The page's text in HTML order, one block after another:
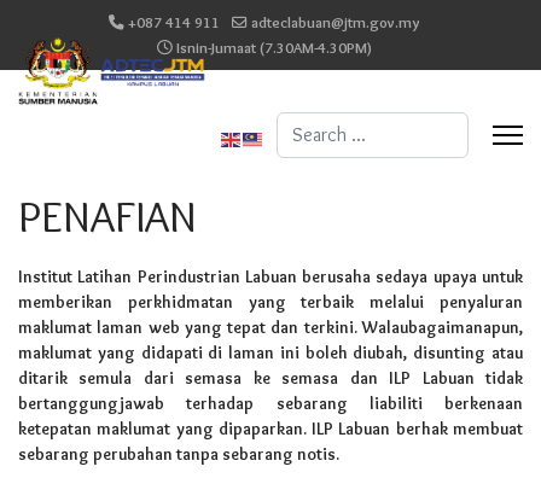
+087 414 911
adteclabuan@jtm.gov.my
Isnin-Jumaat (7.30AM-4.30PM)
Search
PENAFIAN
Institut Latihan Perindustrian Labuan berusaha sedaya upaya untuk
memberikan perkhidmatan yang terbaik melalui penyaluran
maklumat laman web yang tepat dan terkini. Walaubagaimanapun,
maklumat yang didapati di laman ini boleh diubah, disunting atau
ditarik semula dari semasa ke semasa dan ILP Labuan tidak
bertanggungjawab terhadap sebarang liabiliti berkenaan
ketepatan maklumat yang dipaparkan. ILP Labuan berhak membuat
sebarang perubahan tanpa sebarang notis.